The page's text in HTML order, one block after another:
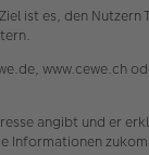
ist es, den
angibt und er
Informationen